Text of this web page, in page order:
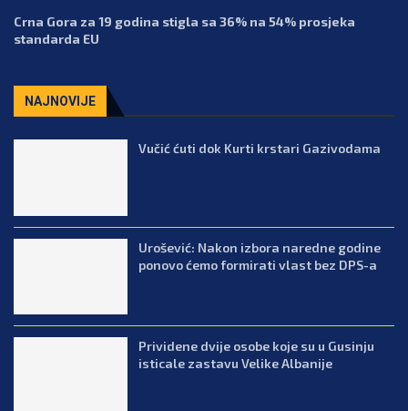
Crna Gora za 19 godina stigla sa 36% na 54% prosjeka
standarda EU
NAJNOVIJE
Vučić ćuti dok Kurti krstari Gazivodama
Urošević: Nakon izbora naredne godine
ponovo ćemo formirati vlast bez DPS-a
Prividene dvije osobe koje su u Gusinju
isticale zastavu Velike Albanije